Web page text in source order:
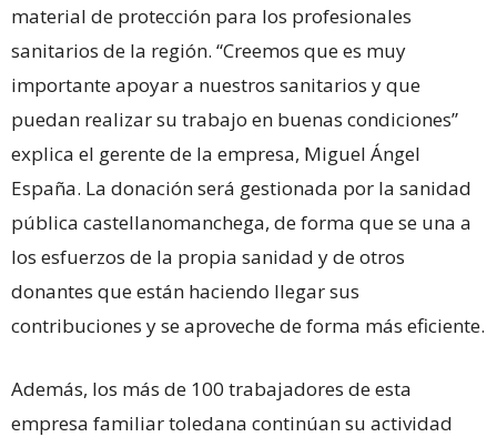
material de protección para los profesionales
sanitarios de la región. “Creemos que es muy
importante apoyar a nuestros sanitarios y que
puedan realizar su trabajo en buenas condiciones”
explica el gerente de la empresa, Miguel Ángel
España. La donación será gestionada por la sanidad
pública castellanomanchega, de forma que se una a
los esfuerzos de la propia sanidad y de otros
donantes que están haciendo llegar sus
contribuciones y se aproveche de forma más eficiente.
Además, los más de 100 trabajadores de esta
empresa familiar toledana continúan su actividad